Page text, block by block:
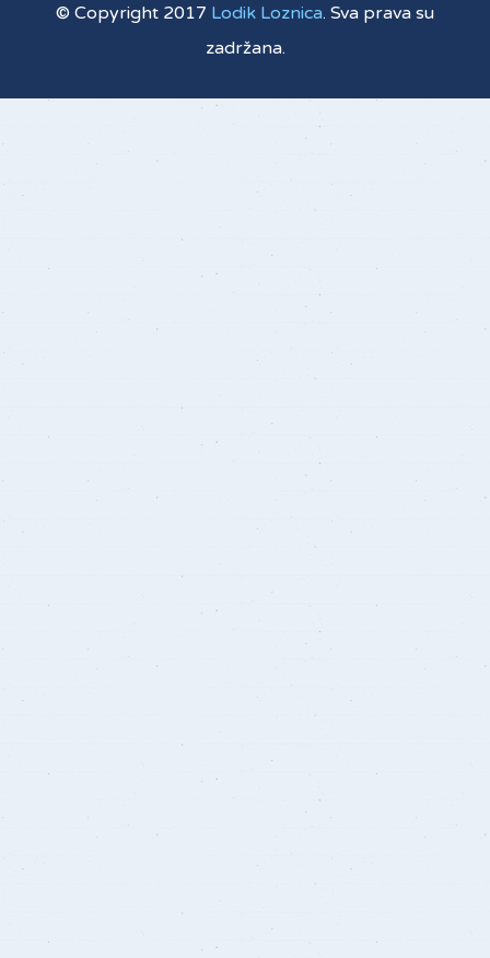
© Copyright 2017 Lodik Loznica. Sva prava su
zadržana.